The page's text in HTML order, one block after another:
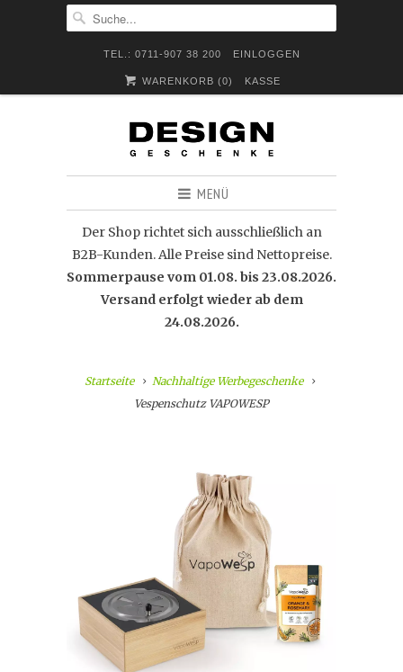
TEL.: 0711-907 38 200 EINLOGGEN
WARENKORB (0) KASSE
MENÜ
Der Shop richtet sich ausschließlich an
B2B-Kunden. Alle Preise sind Nettopreise.
Sommerpause vom 01.08. bis 23.08.2026.
Versand erfolgt wieder ab dem
24.08.2026.
Startseite
Nachhaltige Werbegeschenke
Vespenschutz VAPOWESP